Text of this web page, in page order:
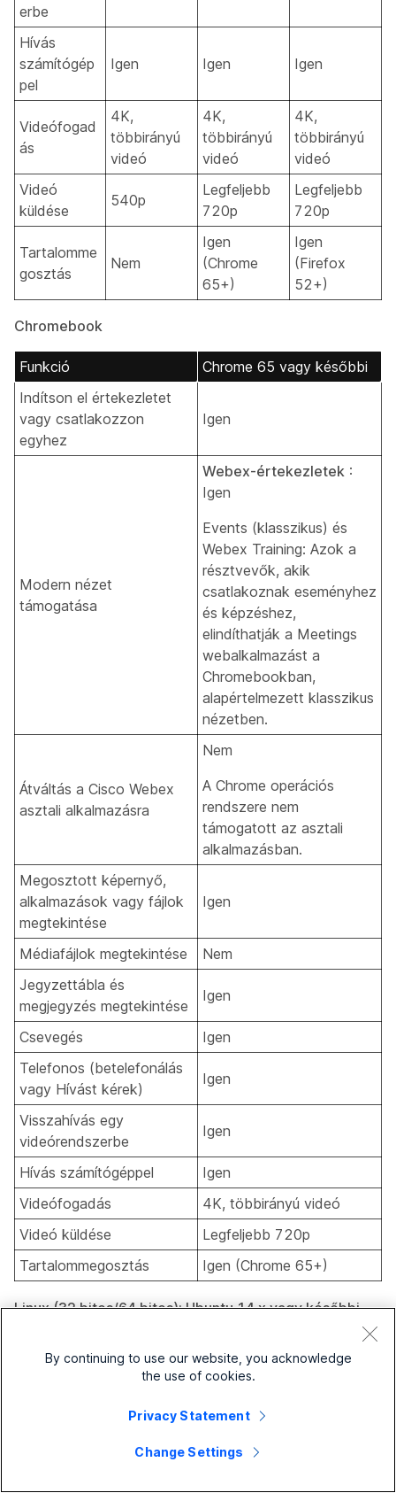
erbe
Hívás
számítógép
pel
Igen Igen Igen
Videófogad
ás
4K,
többirányú
videó
4K,
többirányú
videó
4K,
többirányú
videó
Videó
küldése
540p
Legfeljebb
720p
Legfeljebb
720p
Tartalomme
gosztás
Nem
Igen
(Chrome
65+)
Igen
(Firefox
52+)
Chromebook
Funkció
Chrome 65 vagy későbbi
Indítson el értekezletet
vagy csatlakozzon
egyhez
Igen
Modern nézet
támogatása
Webex-értekezletek :
Igen
Events (klasszikus) és
Webex Training: Azok a
résztvevők, akik
csatlakoznak eseményhez
és képzéshez,
elindíthatják a Meetings
webalkalmazást a
Chromebookban,
alapértelmezett klasszikus
nézetben.
Átváltás a Cisco Webex
asztali alkalmazásra
Nem
A Chrome operációs
rendszere nem
támogatott az asztali
alkalmazásban.
Megosztott képernyő,
alkalmazások vagy fájlok
megtekintése
Igen
Médiafájlok megtekintése
Nem
Jegyzettábla és
megjegyzés megtekintése
Igen
Csevegés
Igen
Telefonos (betelefonálás
vagy Hívást kérek)
Igen
Visszahívás egy
videórendszerbe
Igen
Hívás számítógéppel
Igen
Videófogadás
4K, többirányú videó
Videó küldése
Legfeljebb 720p
Tartalommegosztás
Igen (Chrome 65+)
Linux (32 bites/64 bites): Ubuntu 14.x vagy későbbi,
későbbi, Red Hat 6 vagy későbbi, valamint Debian 8.x
vagy későbbi
támogatott. Kerülő megoldásként
By continuing to use our website, you acknowledge
the use of cookies.
Privacy Statement
Change Settings